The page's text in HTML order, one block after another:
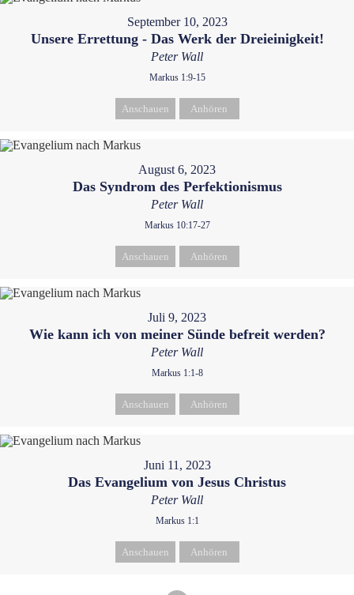
September 10, 2023
Unsere Errettung - Das Werk der Dreieinigkeit!
Peter Wall
Markus 1:9-15
Anschauen Anhören
August 6, 2023
Das Syndrom des Perfektionismus
Peter Wall
Markus 10:17-27
Anschauen Anhören
Juli 9, 2023
Wie kann ich von meiner Sünde befreit werden?
Peter Wall
Markus 1:1-8
Anschauen Anhören
Juni 11, 2023
Das Evangelium von Jesus Christus
Peter Wall
Markus 1:1
Anschauen Anhören